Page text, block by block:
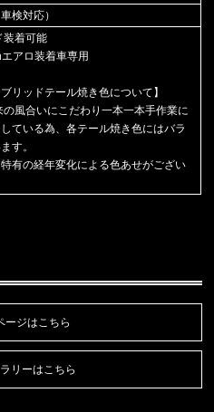
検対応）
着可能
アロ装着車専用
ブリッドテール焼き色について】
風合いにこだわり一本一本手作業に
ている為、各テール焼き色にはバラ
す。
有の経年変化による色あせがござい
ージはこちら
リーはこちら